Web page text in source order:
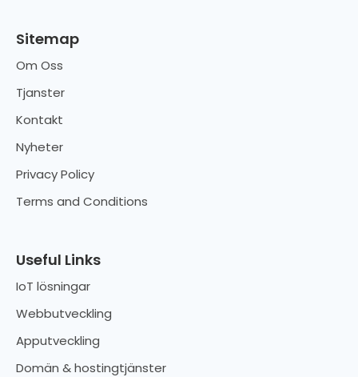
Sitemap
Om Oss
Tjanster
Kontakt
Nyheter
Privacy Policy
Terms and Conditions
Useful Links
IoT lösningar
Webbutveckling
Apputveckling
Domän & hostingtjänster